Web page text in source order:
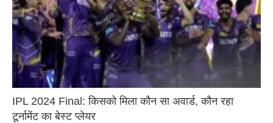
IPL 2024 Final: किसको मिला कौन सा अवार्ड, कौन रहा
टूर्नामेंट का बेस्ट प्लेयर